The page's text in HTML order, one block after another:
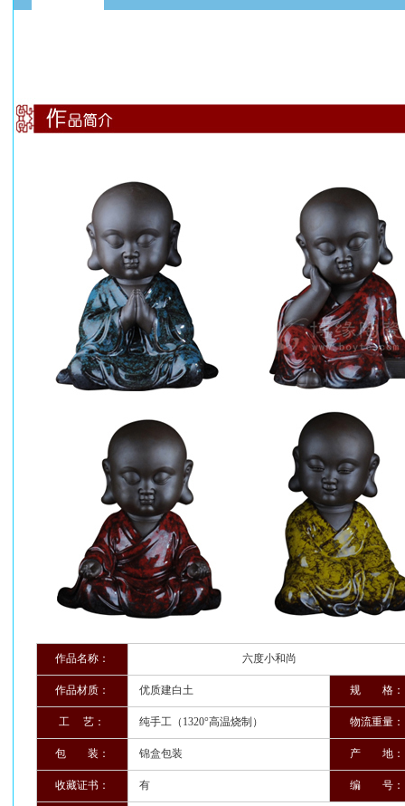
作品名称： 六度小和尚
作品材质： 优质建白土 规 格：
工 艺： 纯手工（1320°高温烧制） 物流重量：
包 装： 锦盒包装 产 地：
收藏证书： 有 编 号：